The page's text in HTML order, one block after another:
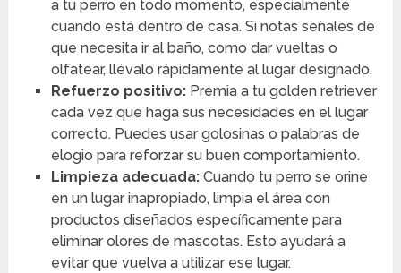
a tu perro en todo momento, especialmente
cuando está dentro de casa. Si notas señales de
que necesita ir al baño, como dar vueltas o
olfatear, llévalo rápidamente al lugar designado.
Refuerzo positivo:Premia a tu golden retriever
cada vez que haga sus necesidades en el lugar
correcto. Puedes usar golosinas o palabras de
elogio para reforzar su buen comportamiento.
Limpieza adecuada:Cuando tu perro se orine
en un lugar inapropiado, limpia el área con
productos diseñados específicamente para
eliminar olores de mascotas. Esto ayudará a
evitar que vuelva a utilizar ese lugar.